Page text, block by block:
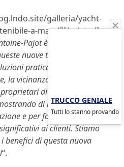
galleria/yacht-
a-mare”][/related]
Pajot è un forte sostegno
nuove tecnologie e alla
praticabili. Il know-how
la vicinanza ai suoi clienti e i
di imbarcazioni
di inestimabile aiuto
e per fornire una soluzione
ai clienti. Stiamo
benefici di questa nuova
“.
TRUCCO GENIALE
Tutti lo stanno provando